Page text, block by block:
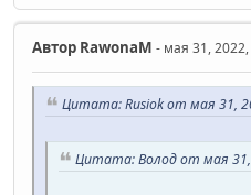
Автор RawonaM - мая 31,
Цитата: Rusiok от мая 31,
Цитата: Волод от мая 31,